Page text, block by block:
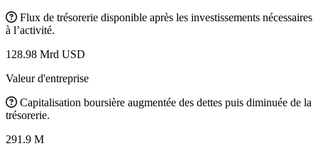
Flux de trésorerie disponible après les investissements nécessaires
à l’activité.
128.98 Mrd USD
Valeur d'entreprise
Capitalisation boursière augmentée des dettes puis diminuée de la
trésorerie.
291.9 M